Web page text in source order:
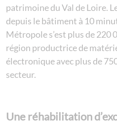
patrimoine du Val de Loire.
depuis le bâtiment à 10
Métropole s’est plus de 220
région productrice de
électronique avec plus de
secteur.
Une réhabilitation